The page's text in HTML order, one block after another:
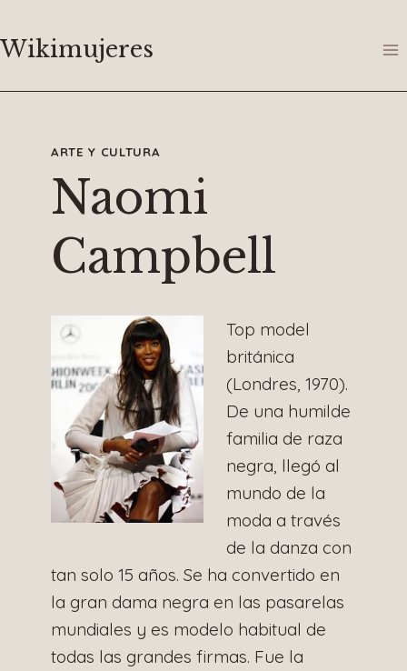
al
Wikimujeres
ARTE Y CULTURA
Naomi
Campbell
Top model
británica
(Londres, 1970).
De una humilde
familia de raza
negra, llegó al
mundo de la
moda a través
de la danza con
tan solo 15 años. Se ha convertido en
la gran dama negra en las pasarelas
mundiales y es modelo habitual de
todas las grandes firmas. Fue la